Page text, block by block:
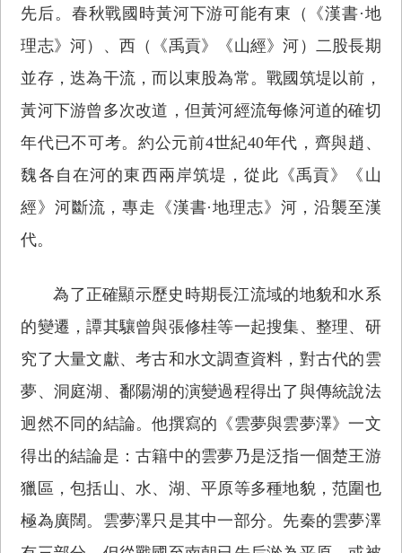
先后。春秋戰國時黃河下游可能有東（《漢書·地
理志》河）、西（《禹貢》《山經》河）二股長期
並存，迭為干流，而以東股為常。戰國筑堤以前，
黃河下游曾多次改道，但黃河經流每條河道的確切
年代已不可考。約公元前4世紀40年代，齊與趙、
魏各自在河的東西兩岸筑堤，從此《禹貢》《山
經》河斷流，專走《漢書·地理志》河，沿襲至漢
代。
為了正確顯示歷史時期長江流域的地貌和水系
的變遷，譚其驤曾與張修桂等一起搜集、整理、研
究了大量文獻、考古和水文調查資料，對古代的雲
夢、洞庭湖、鄱陽湖的演變過程得出了與傳統說法
迥然不同的結論。他撰寫的《雲夢與雲夢澤》一文
得出的結論是：古籍中的雲夢乃是泛指一個楚王游
獵區，包括山、水、湖、平原等多種地貌，范圍也
極為廣闊。雲夢澤只是其中一部分。先秦的雲夢澤